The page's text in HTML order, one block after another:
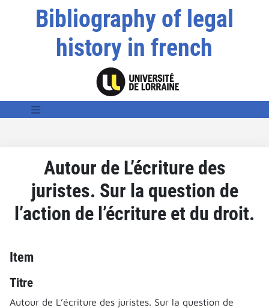
Bibliography of legal
history in french
Autour de L’écriture des
juristes. Sur la question de
l’action de l’écriture et du droit.
Item
Titre
Autour de L’écriture des juristes. Sur la question de